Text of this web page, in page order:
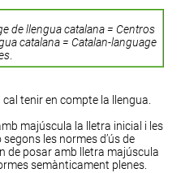
de llengua catalana = Centros
catalana = Catalan-language
.
tenir en compte la llengua.
majúscula la lletra inicial i les
les normes d’ús de
de posar amb lletra majúscula
semànticament plenes.